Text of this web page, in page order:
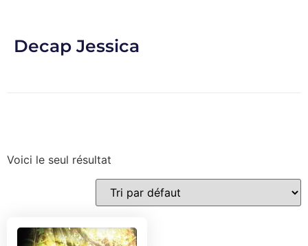
Decap Jessica
Voici le seul résultat